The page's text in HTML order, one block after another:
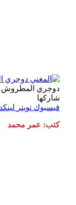
دوجري المطروش
شاركها
فيسبوك تويتر
كتب: عمر محمد